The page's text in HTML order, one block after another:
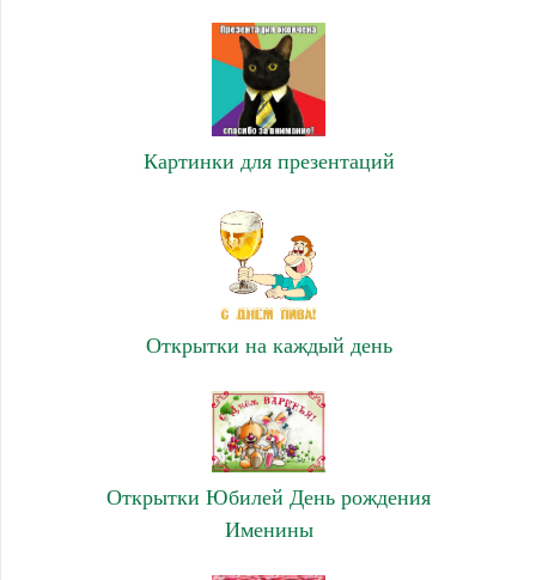
Картинки для презентаций
Открытки на каждый день
Открытки Юбилей День рождения
Именины